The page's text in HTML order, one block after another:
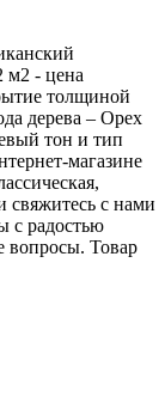
м2 - цена
толщиной
дерева – Орех
тон и тип
магазине
свяжитесь с нами
с радостью
вопросы. Товар